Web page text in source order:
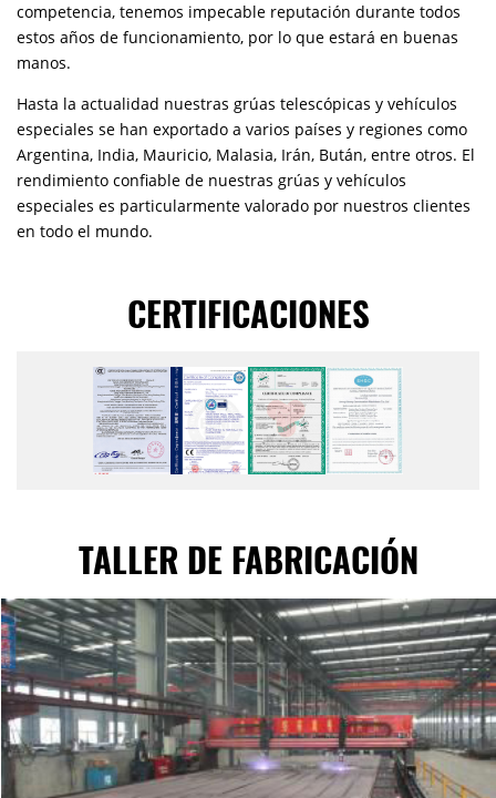
competencia, tenemos impecable reputación durante todos
estos años de funcionamiento, por lo que estará en buenas
manos.
Hasta la actualidad nuestras grúas telescópicas y vehículos
especiales se han exportado a varios países y regiones como
Argentina, India, Mauricio, Malasia, Irán, Bután, entre otros. El
rendimiento confiable de nuestras grúas y vehículos
especiales es particularmente valorado por nuestros clientes
en todo el mundo.
CERTIFICACIONES
TALLER DE FABRICACIÓN